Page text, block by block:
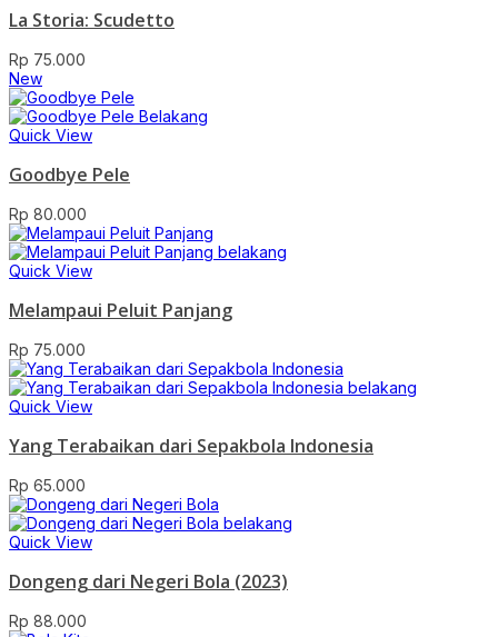
La Storia: Scudetto
Rp 75.000
New
Quick View
Goodbye Pele
Rp 80.000
Quick View
Melampaui Peluit Panjang
Rp 75.000
Quick View
Yang Terabaikan dari Sepakbola Indonesia
Rp 65.000
Quick View
Dongeng dari Negeri Bola (2023)
Rp 88.000